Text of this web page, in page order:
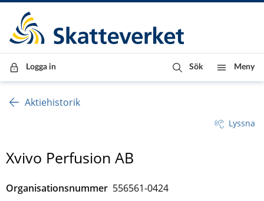
Till innehåll
Till navigationen
Till chattrobot
Logga in Sök Meny
Aktiehistorik
Lyssna
Xvivo Perfusion AB
Organisationsnummer 556561-0424